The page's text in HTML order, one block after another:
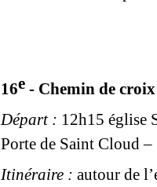
16e - Chemin de
Départ : 12h15 église
Porte de Saint Cloud –
Itinéraire : autour de